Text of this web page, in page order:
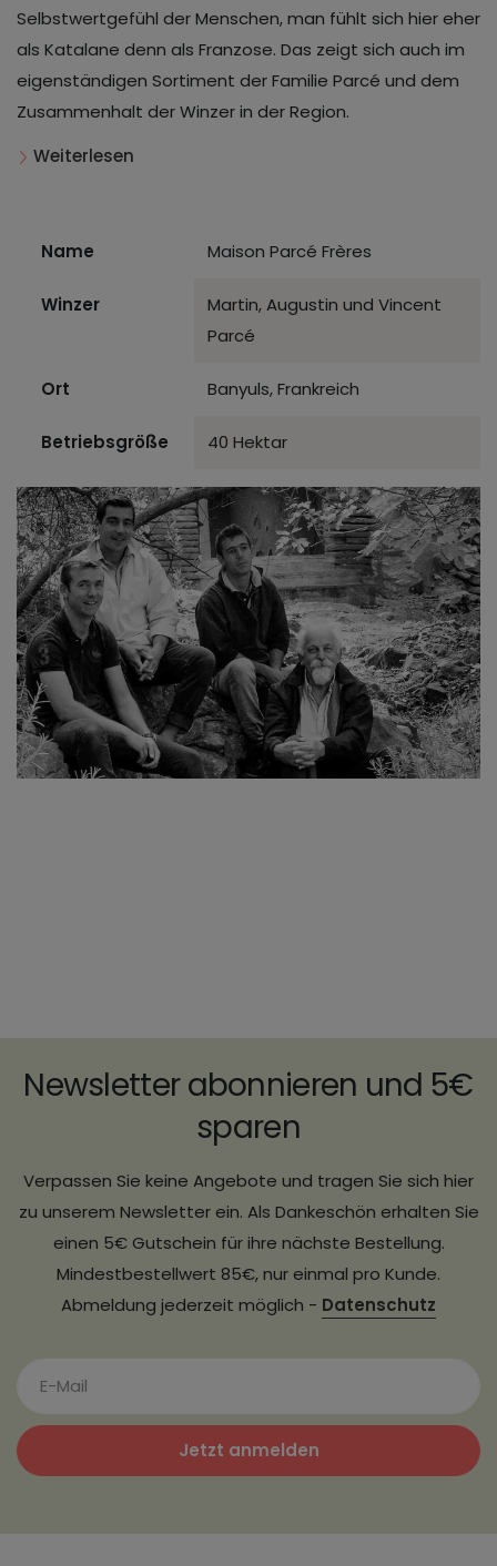
Selbstwertgefühl der Menschen, man fühlt sich hier eher
als Katalane denn als Franzose. Das zeigt sich auch im
eigenständigen Sortiment der Familie Parcé und dem
Zusammenhalt der Winzer in der Region.
Weiterlesen
Name Maison Parcé Frères
Winzer
Martin, Augustin und Vincent
Parcé
Ort Banyuls, Frankreich
Betriebsgröße 40 Hektar
Newsletter abonnieren und 5€
sparen
Verpassen Sie keine Angebote und tragen Sie sich hier
zu unserem Newsletter ein. Als Dankeschön erhalten Sie
einen 5€ Gutschein für ihre nächste Bestellung.
Mindestbestellwert 85€, nur einmal pro Kunde.
Abmeldung jederzeit möglich - Datenschutz
Jetzt anmelden